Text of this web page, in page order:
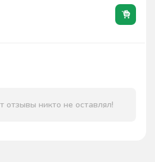
отзывы никто не оставлял!